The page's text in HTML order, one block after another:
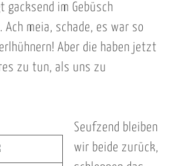
gacksend im Gebüsch
Ach meia, schade, es war so
Aber die haben jetzt
zu tun, als uns zu
Seufzend bleiben
wir beide zurück,